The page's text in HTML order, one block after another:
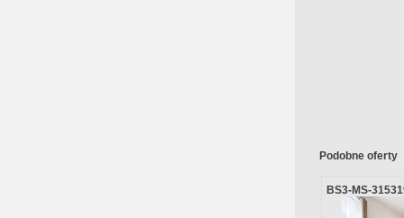
Podobne oferty
BS3-MS-